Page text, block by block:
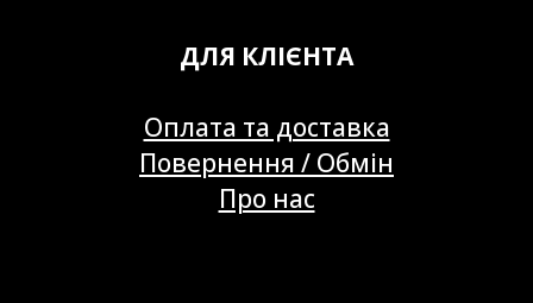
ДЛЯ КЛІЄНТА
Оплата та доставка
Повернення / Обмін
Про нас